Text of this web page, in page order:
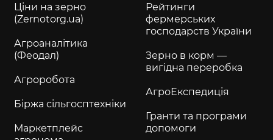
Ціни на зерно
(Zernotorg.ua)
Агроаналітика
(Феодал)
Агроробота
Біржа сільгосптехніки
Маркетплейс
Рейтинги
фермерських
господарств України
Зерно в корм —
вигідна переробка
АгроЕкспедиція
Гранти та програми
допомоги